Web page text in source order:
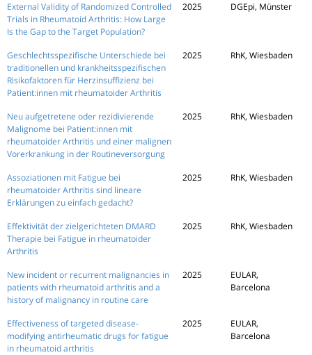
External Validity of Randomized Controlled
Trials in Rheumatoid Arthritis: How Large
Is the Gap to the Target Population?
2025 DGEpi, Münster
Geschlechtsspezifische Unterschiede bei
traditionellen und krankheitsspezifischen
Risikofaktoren für Herzinsuffizienz bei
Patient:innen mit rheumatoider Arthritis
2025 RhK, Wiesbaden
Neu aufgetretene oder rezidivierende
Malignome bei Patient:innen mit
rheumatoider Arthritis und einer malignen
Vorerkrankung in der Routineversorgung
2025 RhK, Wiesbaden
Assoziationen mit Fatigue bei
rheumatoider Arthritis sind lineare
Erklärungen zu einfach gedacht?
2025 RhK, Wiesbaden
Effektivität der zielgerichteten DMARD
Therapie bei Fatigue in rheumatoider
Arthritis
2025 RhK, Wiesbaden
New incident or recurrent malignancies in
patients with rheumatoid arthritis and a
history of malignancy in routine care
2025
EULAR,
Barcelona
Effectiveness of targeted disease-
modifying antirheumatic drugs for fatigue
in rheumatoid arthritis
2025
EULAR,
Barcelona